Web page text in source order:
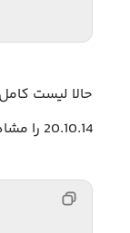
حالا لیست
20.10.14 را مشاهده می‌کنید: